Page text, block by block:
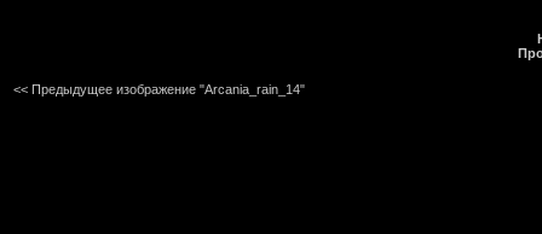
<< Предыдущее изображение "Arcania_rain_14"